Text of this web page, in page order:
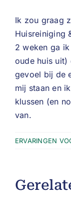
Ik zou graag
Huisreiniging
2 weken ga
oude huis uit)
gevoel bij de
mij staan en
klussen (en
van.
ERVARINGEN